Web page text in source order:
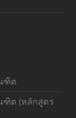
ฑิต
ต (หลักสูตร